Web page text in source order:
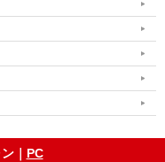
｜ PC